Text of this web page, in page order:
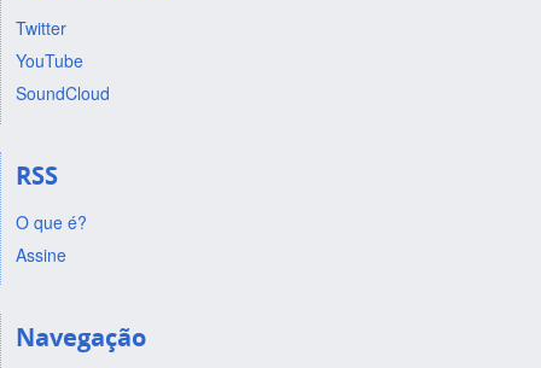
Twitter
YouTube
SoundCloud
RSS
O que é?
Assine
Navegação